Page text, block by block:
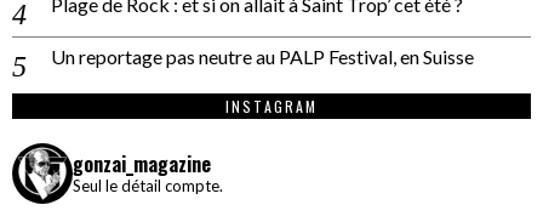
Un reportage pas neutre au PALP Festival, en Suisse
INSTAGRAM
gonzai_magazine
Seul le détail compte.